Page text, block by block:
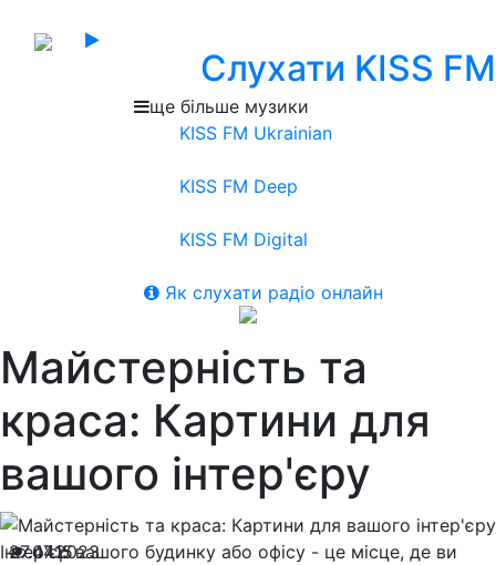
Слухати KISS FM
ще більше музики
KISS FM Ukrainian
KISS FM Deep
KISS FM Digital
Як слухати радіо онлайн
Майстерність та
краса: Картини для
вашого інтер'єру
27.07.2023
4415
Інтер'єр вашого будинку або офісу - це місце, де ви